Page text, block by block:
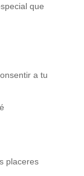
que
a tu
placeres